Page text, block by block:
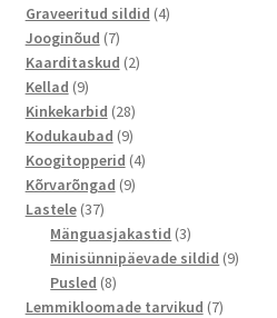
toodet
Graveeritud sildid 44
Jooginõud 77
toodet
Kaarditaskud 22
Kellad 99
toodet
Kinkekarbid 2828
toodet
Kodukaubad 99
toodet
Koogitopperid 44
Kõrvarõngad 99
Lastele 3737
toodet
Mänguasjakastid 33
toodet
Minisünnipäevade sildid 99
Pusled 88
toodet
Lemmikloomade tarvikud 77